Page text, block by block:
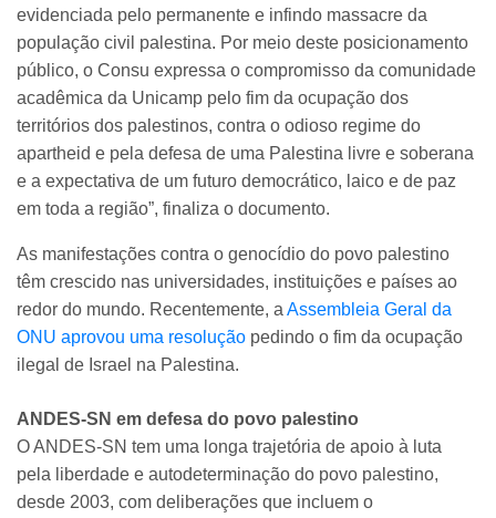
evidenciada pelo permanente e infindo massacre da
população civil palestina. Por meio deste posicionamento
público, o Consu expressa o compromisso da comunidade
acadêmica da Unicamp pelo fim da ocupação dos
territórios dos palestinos, contra o odioso regime do
apartheid e pela defesa de uma Palestina livre e soberana
e a expectativa de um futuro democrático, laico e de paz
em toda a região”, finaliza o documento.
As manifestações contra o genocídio do povo palestino
têm crescido nas universidades, instituições e países ao
redor do mundo. Recentemente, a Assembleia Geral da
ONU aprovou uma resolução pedindo o fim da ocupação
ilegal de Israel na Palestina.
ANDES-SN em defesa do povo palestino
O ANDES-SN tem uma longa trajetória de apoio à luta
pela liberdade e autodeterminação do povo palestino,
desde 2003, com deliberações que incluem o